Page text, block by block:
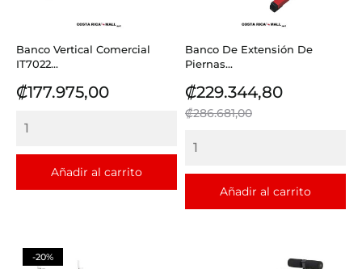
Banco Vertical Comercial
IT7022...
Precio
₡177.975,00
Añadir al carrito
Banco De Extensión De
Piernas...
Precio
₡229.344,80Precio
₡286.681,00
Añadir al carrito
-20%